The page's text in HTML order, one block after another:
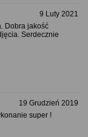
9 Luty 2021
Dobra jakość
Serdecznie
19 Grudzień 2019
super !